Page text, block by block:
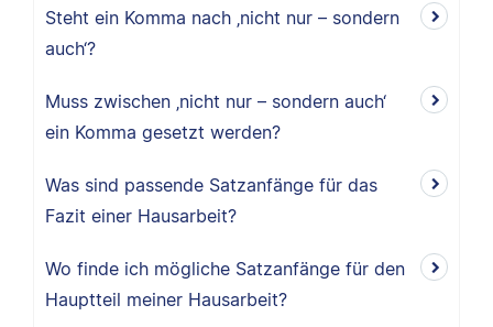
Steht ein Komma nach ‚nicht nur – sondern
auch‘?
Muss zwischen ‚nicht nur – sondern auch‘
ein Komma gesetzt werden?
Was sind passende Satzanfänge für das
Fazit einer Hausarbeit?
Wo finde ich mögliche Satzanfänge für den
Hauptteil meiner Hausarbeit?